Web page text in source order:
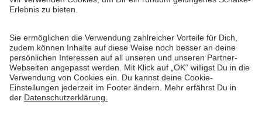
Service & Kontakt
Erklärung zur Barrierefreiheit
Medienportal
Datenschutz
Haftungsausschluss
Tickets
VELTINS-Arena
Knappenschmiede
ERWIN buchen